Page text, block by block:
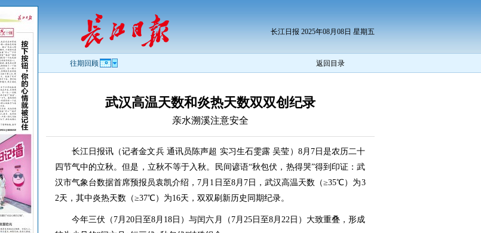
长江日报 2025年08月08日 星期五
往期回顾 返回目录
武汉高温天数和炎热天数双双创纪录
亲水溯溪注意安全
长江日报讯（记者金文兵 通讯员陈声超 实习生石雯露 吴莹）8月7日是农历二十
四节气中的立秋。但是，立秋不等于入秋。民间谚语“秋包伏，热得哭”得到印证：武
汉市气象台数据首席预报员袁凯介绍，7月1日至8月7日，武汉高温天数（≥35℃）为3
2天，其中炎热天数（≥37℃）为16天，双双刷新历史同期纪录。
今年三伏（7月20日至8月18日）与闰六月（7月25日至8月22日）大致重叠，形成